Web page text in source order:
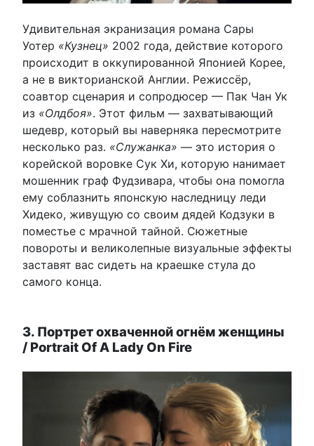
Удивительная экранизация романа Сары
Уотер «Кузнец» 2002 года, действие которого
происходит в оккупированной Японией Корее,
а не в викторианской Англии. Режиссёр,
соавтор сценария и сопродюсер — Пак Чан Ук
из «Олдбоя». Этот фильм — захватывающий
шедевр, который вы наверняка пересмотрите
несколько раз. «Служанка» — это история о
корейской воровке Сук Хи, которую нанимает
мошенник граф Фудзивара, чтобы она помогла
ему соблазнить японскую наследницу леди
Хидеко, живущую со своим дядей Кодзуки в
поместье с мрачной тайной. Сюжетные
повороты и великолепные визуальные эффекты
заставят вас сидеть на краешке стула до
самого конца.
3. Портрет охваченной огнём женщины
/ Portrait Of A Lady On Fire